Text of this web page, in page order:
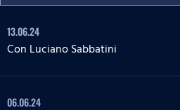
13.06.24
Con Luciano Sabbatini
06.06.24